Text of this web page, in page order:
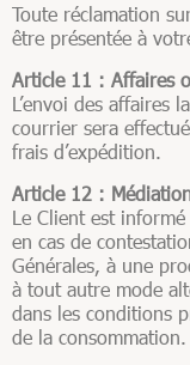
Toute réclamation
être présentée à
Article 11 : Affaires
L’envoi des affaires
courrier sera
frais d’expédition.
Article 12 :
Le Client est
en cas de
Générales, à une
à tout autre mode
dans les conditions
de la consommation.